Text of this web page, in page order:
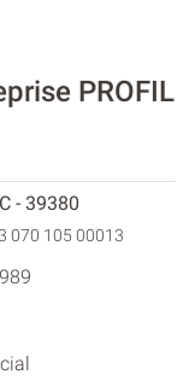
PROFIL
- 39380
070 105 00013